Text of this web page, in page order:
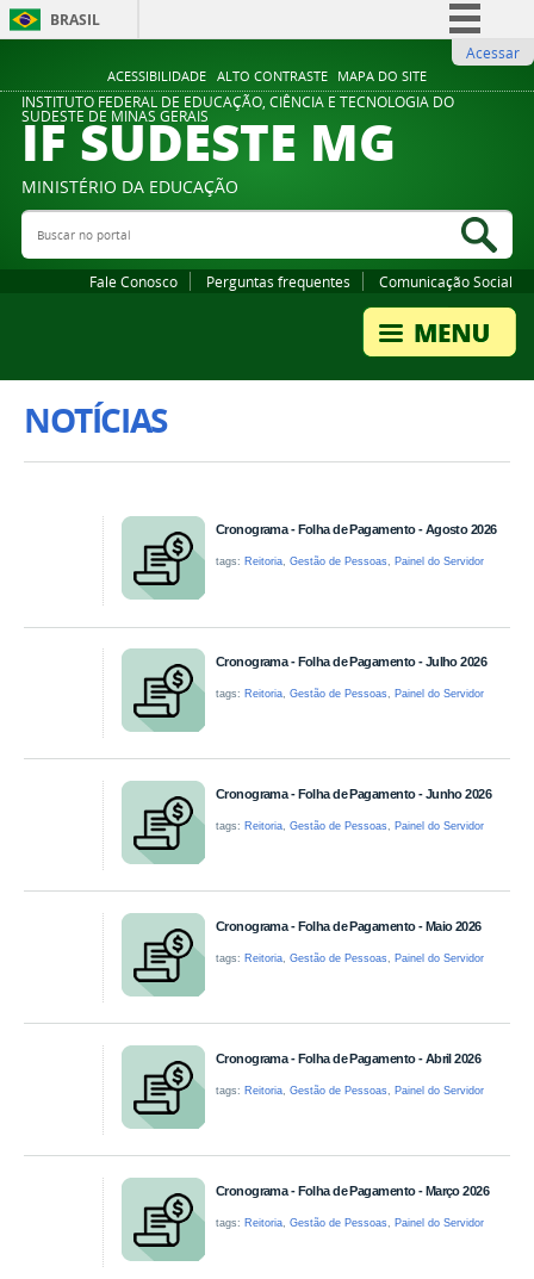
ACESSIBILIDADE ALTO CONTRASTE MAPA DO SITE
BRASIL
Comunica BR
Participe
Legislação
Acessar
INSTITUTO FEDERAL DE EDUCAÇÃO, CIÊNCIA E TECNOLOGIA DO
SUDESTE DE MINAS GERAIS
IF SUDESTE MG
MINISTÉRIO DA EDUCAÇÃO
Buscar no portal
Fale Conosco Perguntas frequentes Comunicação Social
NOTÍCIAS
Cronograma - Folha de Pagamento - Agosto 2026
tags: Reitoria, Gestão de Pessoas, Painel do Servidor
Cronograma - Folha de Pagamento - Julho 2026
tags: Reitoria, Gestão de Pessoas, Painel do Servidor
Cronograma - Folha de Pagamento - Junho 2026
tags: Reitoria, Gestão de Pessoas, Painel do Servidor
Cronograma - Folha de Pagamento - Maio 2026
tags: Reitoria, Gestão de Pessoas, Painel do Servidor
Cronograma - Folha de Pagamento - Abril 2026
tags: Reitoria, Gestão de Pessoas, Painel do Servidor
Cronograma - Folha de Pagamento - Março 2026
tags: Reitoria, Gestão de Pessoas, Painel do Servidor